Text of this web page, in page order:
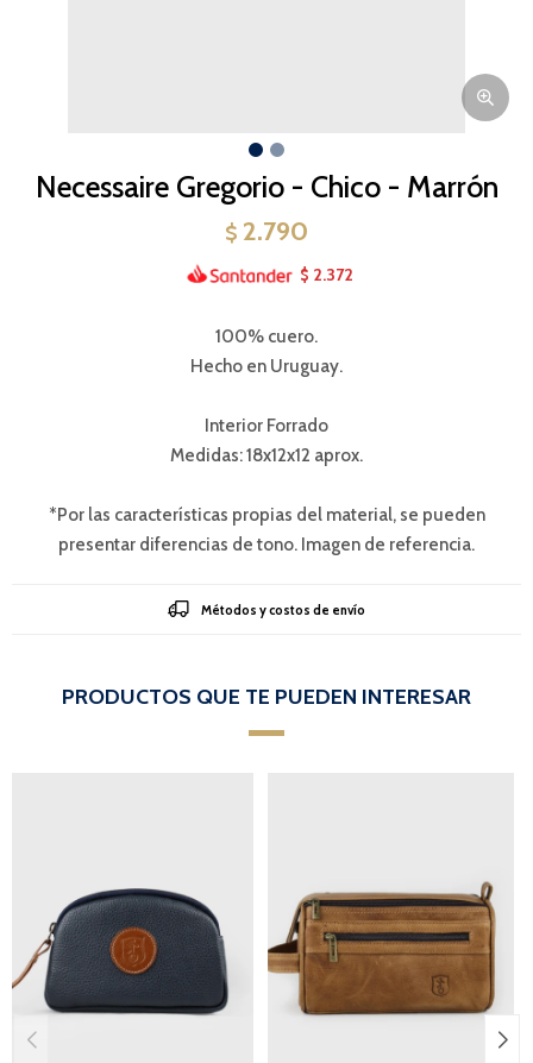
Necessaire Gregorio - Chico - Marrón
$ 2.790
$ 2.372
100% cuero.
Hecho en Uruguay.
Interior Forrado
Medidas: 18x12x12 aprox.
*Por las características propias del material, se pueden
presentar diferencias de tono. Imagen de referencia.
Métodos y costos de envío
PRODUCTOS QUE TE PUEDEN INTERESAR